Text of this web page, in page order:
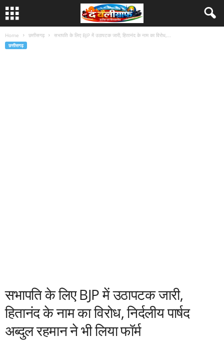
Home छत्तीसगढ़ सभापति के लिए BJP में उठापटक जारी, हितानंद के नाम का विरोध,...
छत्तीसगढ़
सभापति के लिए BJP में उठापटक जारी,
हितानंद के नाम का विरोध, निर्दलीय पार्षद
अब्दुल रहमान ने भी लिया फॉर्म